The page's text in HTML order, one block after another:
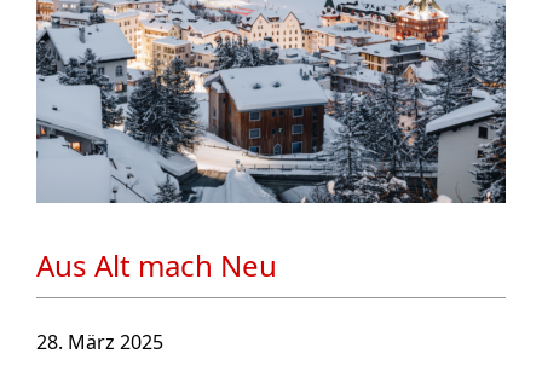
Aus Alt mach Neu
28. März 2025